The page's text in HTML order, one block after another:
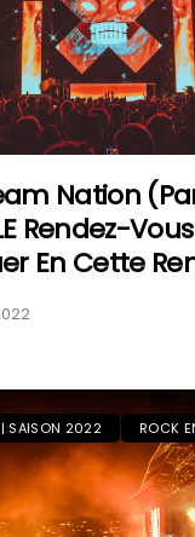
Nation
Rendez-
En Cette
| SAISON 2022 ROCK